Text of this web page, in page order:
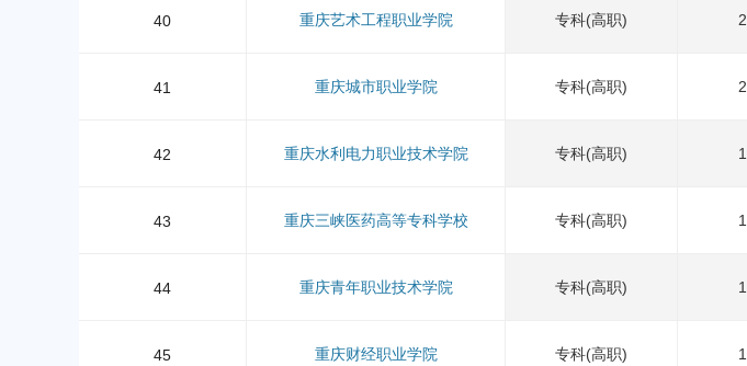
40 重庆艺术工程职业学院 专科(高职)
41 重庆城市职业学院 专科(高职)
42 重庆水利电力职业技术学院 专科(高职)
43 重庆三峡医药高等专科学校 专科(高职)
44 重庆青年职业技术学院 专科(高职)
45 重庆财经职业学院 专科(高职)